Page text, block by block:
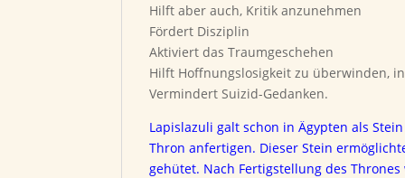
Hilft aber auch, Kritik anzunehmen
Fördert Disziplin
Aktiviert das Traumgeschehen
Hilft Hoffnungslosigkeit zu überwinden,
Vermindert Suizid-Gedanken.
Lapislazuli galt schon in Ägypten als
Thron anfertigen. Dieser Stein
gehütet. Nach Fertigstellung des